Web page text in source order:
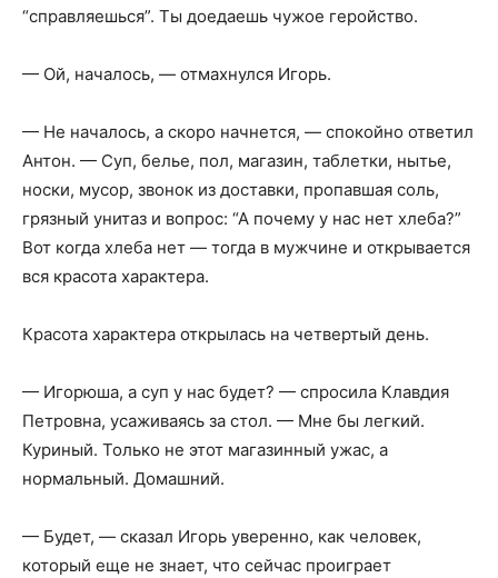
“справляешься”. Ты доедаешь чужое геройство.
— Ой, началось, — отмахнулся Игорь.
— Не началось, а скоро начнется, — спокойно ответил
Антон. — Суп, белье, пол, магазин, таблетки, нытье,
носки, мусор, звонок из доставки, пропавшая соль,
грязный унитаз и вопрос: “А почему у нас нет хлеба?”
Вот когда хлеба нет — тогда в мужчине и открывается
вся красота характера.
Красота характера открылась на четвертый день.
— Игорюша, а суп у нас будет? — спросила Клавдия
Петровна, усаживаясь за стол. — Мне бы легкий.
Куриный. Только не этот магазинный ужас, а
нормальный. Домашний.
— Будет, — сказал Игорь уверенно, как человек,
который еще не знает, что сейчас проиграет